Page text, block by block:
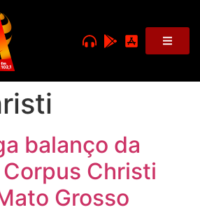
balanço da
Christi
Grosso